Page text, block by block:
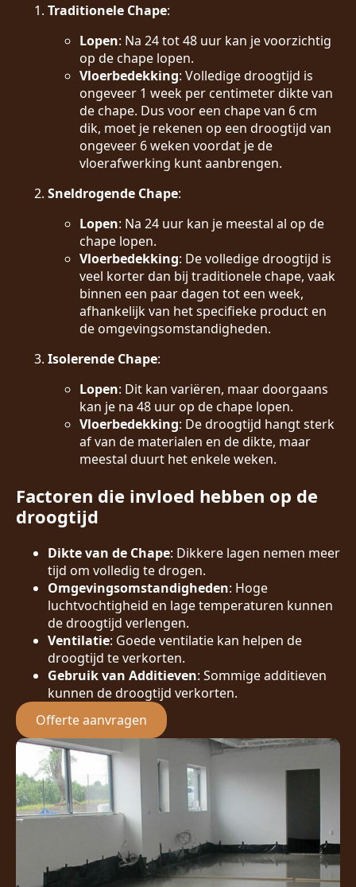
Traditionele Chape:
Lopen: Na 24 tot 48 uur kan je voorzichtig
op de chape lopen.
Vloerbedekking: Volledige droogtijd is
ongeveer 1 week per centimeter dikte van
de chape. Dus voor een chape van 6 cm
dik, moet je rekenen op een droogtijd van
ongeveer 6 weken voordat je de
vloerafwerking kunt aanbrengen.
Sneldrogende Chape:
Lopen: Na 24 uur kan je meestal al op de
chape lopen.
Vloerbedekking: De volledige droogtijd is
veel korter dan bij traditionele chape, vaak
binnen een paar dagen tot een week,
afhankelijk van het specifieke product en
de omgevingsomstandigheden.
Isolerende Chape:
Lopen: Dit kan variëren, maar doorgaans
kan je na 48 uur op de chape lopen.
Vloerbedekking: De droogtijd hangt sterk
af van de materialen en de dikte, maar
meestal duurt het enkele weken.
Factoren die invloed hebben op de
droogtijd
Dikte van de Chape: Dikkere lagen nemen meer
tijd om volledig te drogen.
Omgevingsomstandigheden: Hoge
luchtvochtigheid en lage temperaturen kunnen
de droogtijd verlengen.
Ventilatie: Goede ventilatie kan helpen de
droogtijd te verkorten.
Gebruik van Additieven: Sommige additieven
kunnen de droogtijd verkorten.
Offerte aanvragen